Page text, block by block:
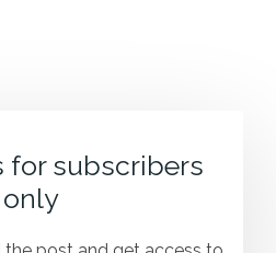
for subscribers
only